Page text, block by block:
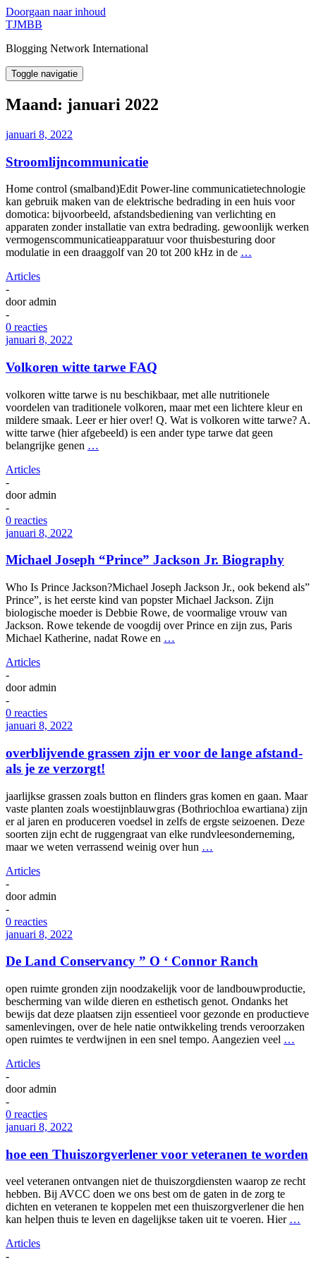
Doorgaan naar inhoud
TJMBB
Blogging Network International
Toggle navigatie
Maand: januari 2022
januari 8, 2022
Stroomlijncommunicatie
Home control (smalband)Edit Power-line communicatietechnologie
kan gebruik maken van de elektrische bedrading in een huis voor
domotica: bijvoorbeeld, afstandsbediening van verlichting en
apparaten zonder installatie van extra bedrading. gewoonlijk werken
vermogenscommunicatieapparatuur voor thuisbesturing door
modulatie in een draaggolf van 20 tot 200 kHz in de …
Articles
-
dooradmin
-
0 reacties
januari 8, 2022
Volkoren witte tarwe FAQ
volkoren witte tarwe is nu beschikbaar, met alle nutritionele
voordelen van traditionele volkoren, maar met een lichtere kleur en
mildere smaak. Leer er hier over! Q. Wat is volkoren witte tarwe? A.
witte tarwe (hier afgebeeld) is een ander type tarwe dat geen
belangrijke genen …
Articles
-
dooradmin
-
0 reacties
januari 8, 2022
Michael Joseph “Prince” Jackson Jr. Biography
Who Is Prince Jackson?Michael Joseph Jackson Jr., ook bekend als”
Prince”, is het eerste kind van popster Michael Jackson. Zijn
biologische moeder is Debbie Rowe, de voormalige vrouw van
Jackson. Rowe tekende de voogdij over Prince en zijn zus, Paris
Michael Katherine, nadat Rowe en …
Articles
-
dooradmin
-
0 reacties
januari 8, 2022
overblijvende grassen zijn er voor de lange afstand-
als je ze verzorgt!
jaarlijkse grassen zoals button en flinders gras komen en gaan. Maar
vaste planten zoals woestijnblauwgras (Bothriochloa ewartiana) zijn
er al jaren en produceren voedsel in zelfs de ergste seizoenen. Deze
soorten zijn echt de ruggengraat van elke rundvleesonderneming,
maar we weten verrassend weinig over hun …
Articles
-
dooradmin
-
0 reacties
januari 8, 2022
De Land Conservancy ” O ‘ Connor Ranch
open ruimte gronden zijn noodzakelijk voor de landbouwproductie,
bescherming van wilde dieren en esthetisch genot. Ondanks het
bewijs dat deze plaatsen zijn essentieel voor gezonde en productieve
samenlevingen, over de hele natie ontwikkeling trends veroorzaken
open ruimtes te verdwijnen in een snel tempo. Aangezien veel …
Articles
-
dooradmin
-
0 reacties
januari 8, 2022
hoe een Thuiszorgverlener voor veteranen te worden
veel veteranen ontvangen niet de thuiszorgdiensten waarop ze recht
hebben. Bij AVCC doen we ons best om de gaten in de zorg te
dichten en veteranen te koppelen met een thuiszorgverlener die hen
kan helpen thuis te leven en dagelijkse taken uit te voeren. Hier …
Articles
-